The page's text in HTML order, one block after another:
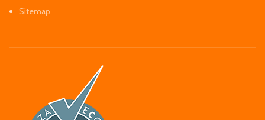
Sitemap